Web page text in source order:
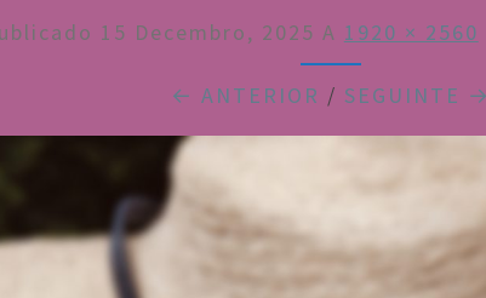
15 Decembro, 2025 A 1920 × 2560
← ANTERIOR / SEGUINTE →